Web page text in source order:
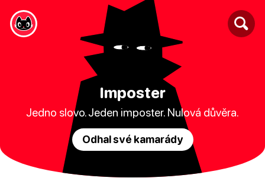
Imposter
Jedno slovo. Jeden imposter. Nulová důvěra.
Odhal své kamarády